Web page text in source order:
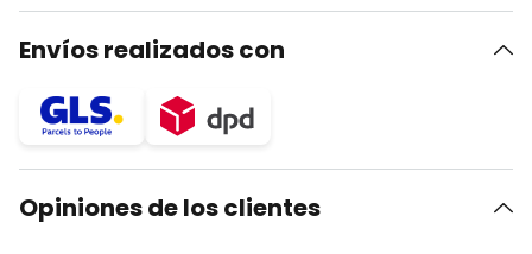
Envíos realizados con
Opiniones de los clientes